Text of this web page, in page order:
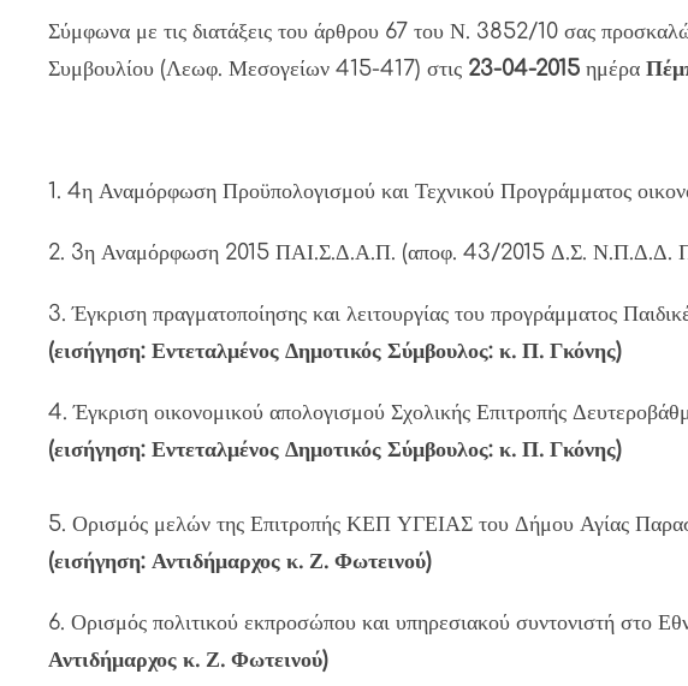
Σύμφωνα με τις διατάξεις του άρθρου 67 του Ν. 3852/10 σας
Συμβουλίου (Λεωφ. Μεσογείων 415-417) στις 23-04-2015 ημέρα
1. 4η Αναμόρφωση Προϋπολογισμού και Τεχνικού Προγράμματος
2. 3η Αναμόρφωση 2015 ΠΑΙ.Σ.Δ.Α.Π. (αποφ. 43/2015 Δ.Σ. Ν.Π.Δ.Δ.
3. Έγκριση πραγματοποίησης και λειτουργίας του προγράμματος
(εισήγηση: Εντεταλμένος Δημοτικός Σύμβουλος: κ. Π. Γκόνης)
4. Έγκριση οικονομικού απολογισμού Σχολικής Επιτροπής
(εισήγηση: Εντεταλμένος Δημοτικός Σύμβουλος: κ. Π. Γκόνης)
5. Ορισμός μελών της Επιτροπής ΚΕΠ ΥΓΕΙΑΣ του Δήμου Αγίας
(εισήγηση: Αντιδήμαρχος κ. Ζ. Φωτεινού)
6. Ορισμός πολιτικού εκπροσώπου και υπηρεσιακού συντονιστή στο
Αντιδήμαρχος κ. Ζ. Φωτεινού)